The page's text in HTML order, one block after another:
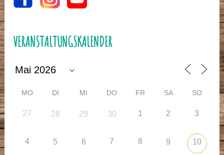
VERANSTALTUNGSKALENDER
MO DI MI DO FR SA SO
27 28 29 30 1 2 3
4 5 6 7 8 9 10